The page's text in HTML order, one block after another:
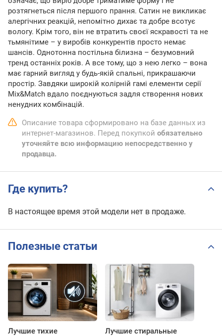
розтягнеться після першого прання. Сатин не викликає
алергічних реакцій, непомітно дихає та добре всотує
вологу. Крім того, він не втратить своєї яскравості та не
тьмянітиме – у виробів конкурентів просто немає
шансів. Однотонна постільна білизна – безумовний
тренд останніх років. А все тому, що з нею легко – вона
має гарний вигляд у будь-якій спальні, прикрашаючи
простір. Завдяки широкій колірній гамі елементи серії
Mix&Match вдало поєднуються задля створення нових
ненудних комбінацій.
Описание товара сформировано на базе данных из
интернет-магазинов. Перед покупкой обязательно
уточняйте всю информацию непосредственно у
продавца.
Где купить?
В настоящее время этой модели нет в продаже.
Полезные статьи
Лучшие тихие
Лучшие стиральные